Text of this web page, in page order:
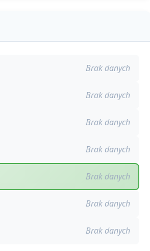
Brak danych
Brak danych
Brak danych
Brak danych
Brak danych
Brak danych
Brak danych